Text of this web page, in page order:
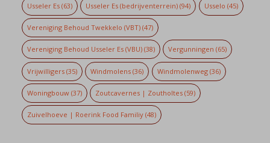
Usseler Es(63) Usseler Es (bedrijventerrein) (94) Usselo (45)
Vereniging Behoud Twekkelo (VBT)(47)
Vereniging Behoud Usseler Es (VBU)(38) Vergunningen (65)
Vrijwilligers(35) Windmolens (36) Windmolenweg(36)
Woningbouw(37) Zoutcavernes | Zoutholtes (59)
Zuivelhoeve | Roerink Food Familiy(48)